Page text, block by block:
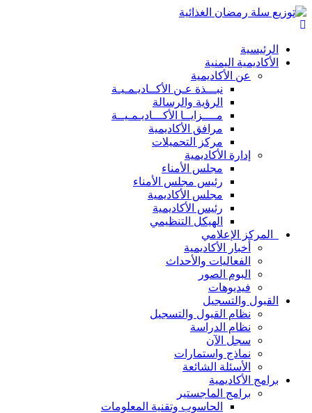
الرئيسية
الأكاديمية اليمنية
عن الأكاديمية
نبـــذة عـن الأكــاديـمـيـة
الرؤية والرسالة
مــــزايــا الأكـــاديـمـيــة
مرافق الأكاديمية
مركز التحميلات
إدارة الأكاديمية
مجلس الأمناء
رئيس مجلس الأمناء
مجلس الأكاديمية
رئيس الأكاديمية
الهيكل التنظيمي
المركز الإعلامي
أخبار الأكاديمية
الفعاليات والأحداث
البوم الصور
فيديوهات
القبول والتسجيل
نظام القبول والتسجيل
نظام الدراسة
سجل الآن
نماذج واستمارات
الأسئلة الشائعة
برامج الأكاديمية
برامج الماجستير
الحاسوب وتقنية المعلومات